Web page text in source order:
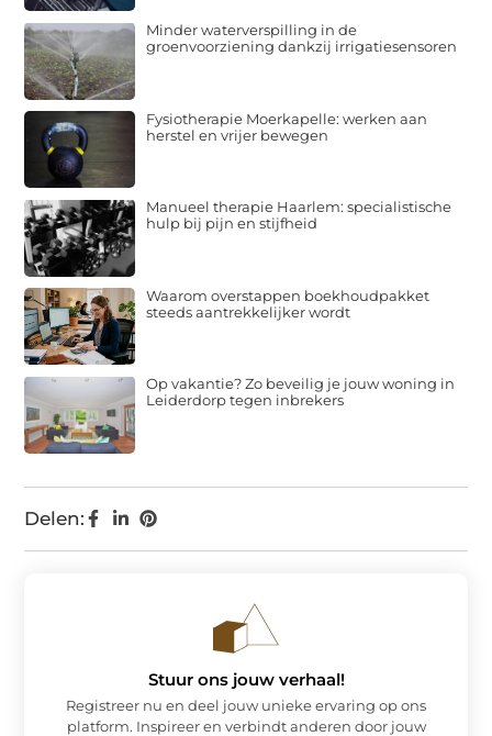
Delen:
Minder waterverspilling in de
groenvoorziening dankzij irrigatiesensoren
Fysiotherapie Moerkapelle: werken aan
herstel en vrijer bewegen
Manueel therapie Haarlem: specialistische
hulp bij pijn en stijfheid
Waarom overstappen boekhoudpakket
steeds aantrekkelijker wordt
Op vakantie? Zo beveilig je jouw woning in
Leiderdorp tegen inbrekers
Stuur ons jouw verhaal!
Registreer nu en deel jouw unieke ervaring op ons
platform. Inspireer en verbindt anderen door jouw